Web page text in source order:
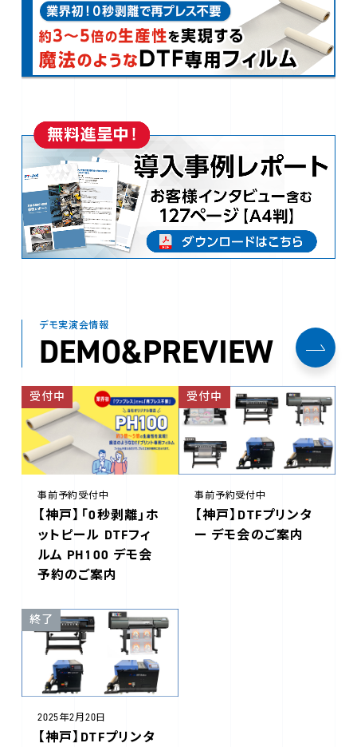
デモ実演会情報
DEMO&PREVIEW
受付中
事前予約受付中
【神戸】「0秒剥離」ホ
ットピール DTFフィ
ルム PH100 デモ会
予約のご案内
受付中
事前予約受付中
【神戸】DTFプリンタ
ー デモ会のご案内
終了
2025年2月20日
【神戸】DTFプリンタ